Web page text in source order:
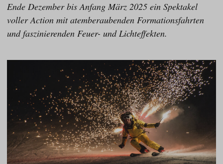
Ende Dezember bis Anfang März 2025 ein Spektakel
voller Action mit atemberaubenden Formationsfahrten
und faszinierenden Feuer- und Lichteffekten.